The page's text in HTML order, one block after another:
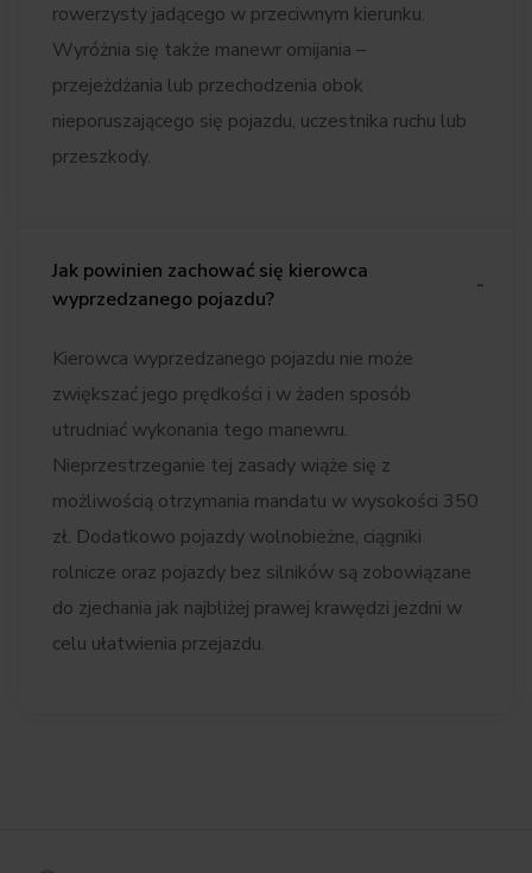
rowerzysty jadącego w przeciwnym kierunku.
Wyróżnia się także manewr omijania –
przejeżdżania lub przechodzenia obok
nieporuszającego się pojazdu, uczestnika ruchu lub
przeszkody.
Jak powinien zachować się kierowca
wyprzedzanego pojazdu?
Kierowca wyprzedzanego pojazdu nie może
zwiększać jego prędkości i w żaden sposób
utrudniać wykonania tego manewru.
Nieprzestrzeganie tej zasady wiąże się z
możliwością otrzymania mandatu w wysokości 350
zł. Dodatkowo pojazdy wolnobieżne, ciągniki
rolnicze oraz pojazdy bez silników są zobowiązane
do zjechania jak najbliżej prawej krawędzi jezdni w
celu ułatwienia przejazdu.